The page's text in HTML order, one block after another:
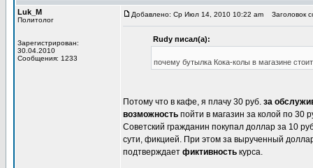
Luk_M
Политолог
Зарегистрирован:
30.04.2010
Сообщения: 1233
Добавлено: Ср Июл 14, 2010 10:22 am Заголовок
Rudy писал(а):
почему бутылка Кока-колы в магазине
Потому что в кафе, я плачу 30 руб. за
возможность пойти в магазин за колой по 30
Советский гражданин покупал доллар за 10
сути, фикцией. При этом за вырученный
подтверждает фиктивность курса.